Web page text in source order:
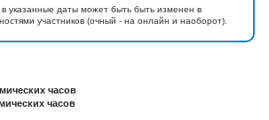
указанные даты может быть быть изменен в
участников (очный - на онлайн и наоборот).
часов
часов